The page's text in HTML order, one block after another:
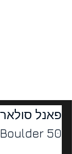
Boulder 50